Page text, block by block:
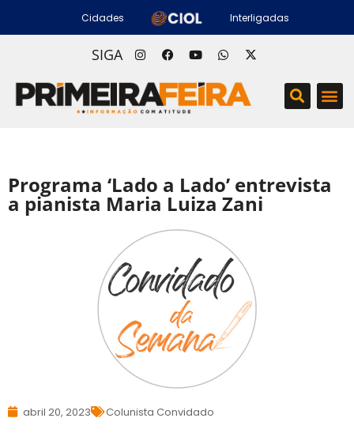
Cidades Interligadas
SIGA
Programa ‘Lado a Lado’ entrevista
a pianista Maria Luiza Zani
abril 20, 2023 Colunista Convidado